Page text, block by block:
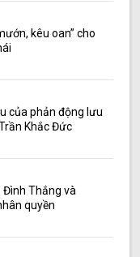
kêu oan” cho
của phản động lưu
Khắc Đức
Đình Thắng và
quyền